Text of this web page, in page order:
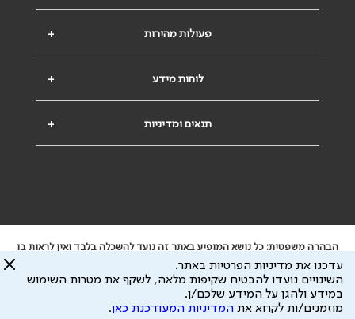
+ פעולות מהירות
+ לוחות מידע
+ תנאים ומדיניות
הבהרה משפטית: כל נושא המופיע באתר זה נועד להשכלה בלבד ואין לראות בו
ייעוץ רפואי או משפטי. אין הר"י אחראית לתוכן המתפרסם באתר זה ולכל נזק
שעלול להיגרם.
ידוע לי שהר"י אוספת ושומרת מידע אישי לצורך מתן השרות וכי חלק ממנו עשוי
להיות מועבר לצדדים שלישיים, הכל בכפוף למדיניות הפרטיות
עדכנו את מדיניות הפרטיות באתר.
השינויים נועדו להבטיח שקיפות מלאה, לשקף את מטרות השימוש
במידע ולהגן על המידע שלכם/ן.
מוזמנים/ות לקרוא את המדיניות המעודכנת כאן.